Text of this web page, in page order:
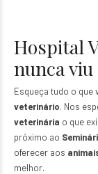
Hospital
nunca viu
Esqueça tudo o que
veterinário. Nos
veterinária o que
próximo ao
oferecer aos
melhor.